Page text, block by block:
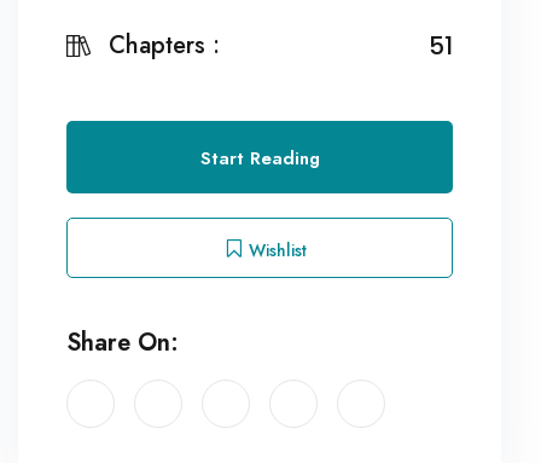
Chapters : 51
Start Reading
Wishlist
Share On: